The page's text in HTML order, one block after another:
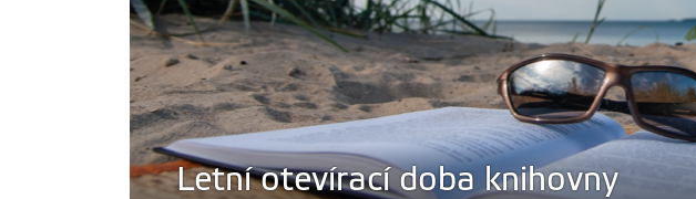
Letní otevírací doba knihovny